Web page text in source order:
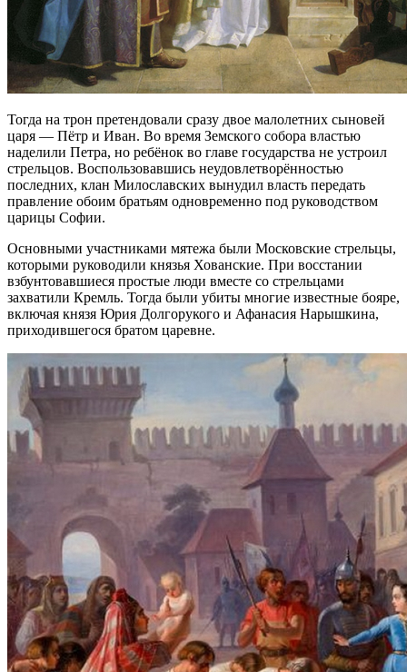
Тогда на трон претендовали сразу двое малолетних сыновей
царя — Пётр и Иван. Во время Земского собора властью
наделили Петра, но ребёнок во главе государства не устроил
стрельцов. Воспользовавшись неудовлетворённостью
последних, клан Милославских вынудил власть передать
правление обоим братьям одновременно под руководством
царицы Софии.
Основными участниками мятежа были Московские стрельцы,
которыми руководили князья Хованские. При восстании
взбунтовавшиеся простые люди вместе со стрельцами
захватили Кремль. Тогда были убиты многие известные бояре,
включая князя Юрия Долгорукого и Афанасия Нарышкина,
приходившегося братом царевне.